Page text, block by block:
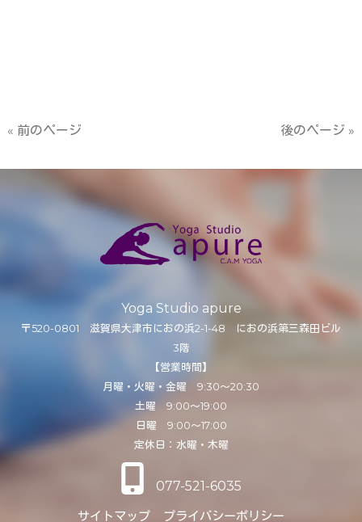
« 前のページ 後のページ »
Yoga Studio apure
〒520-0801 滋賀県大津市におの浜2-1-48 におの浜第三森田ビル
3階
【営業時間】
月曜・火曜・金曜 9:30～20:30
土曜 9:00～19:00
日曜 9:00～17:00
定休日：水曜・木曜
077-521-6035
サイトマップ
プライバシーポリシー